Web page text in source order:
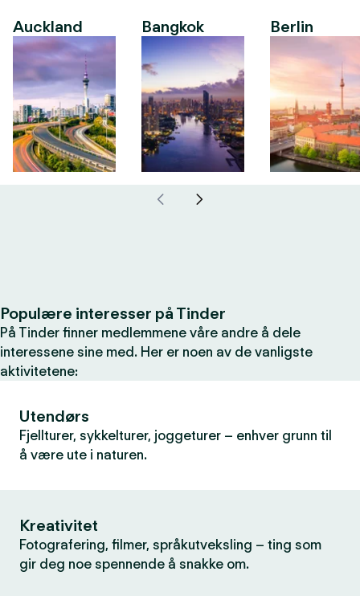
Auckland Bangkok Berlin
Populære interesser på Tinder
På Tinder finner medlemmene våre andre å dele
interessene sine med. Her er noen av de vanligste
aktivitetene:
Utendørs
Fjellturer, sykkelturer, joggeturer – enhver grunn til
å være ute i naturen.
Kreativitet
Fotografering, filmer, språkutveksling – ting som
gir deg noe spennende å snakke om.